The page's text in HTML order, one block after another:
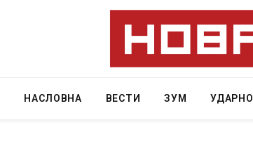
НАСЛОВНА ВЕСТИ ЗУМ УДАРНО